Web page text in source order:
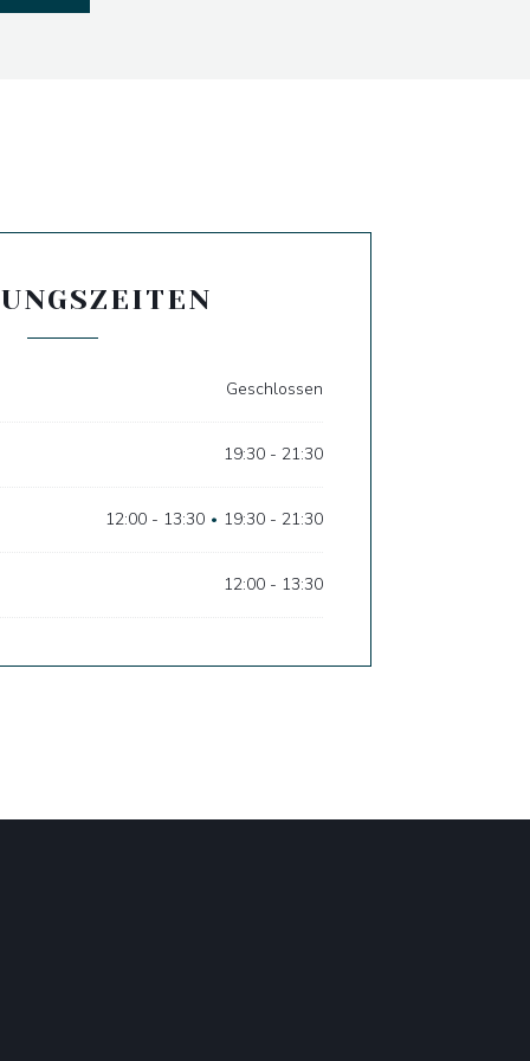
Geschlossen
19:30 - 21:30
12:00 - 13:30 • 19:30 - 21:30
12:00 - 13:30
Fenster))